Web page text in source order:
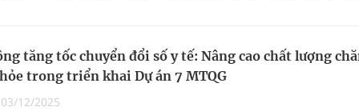
tăng tốc chuyển đổi số y tế: Nâng cao chất lượng
trong triển khai Dự án 7 MTQG
03/12/2025